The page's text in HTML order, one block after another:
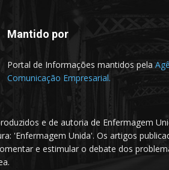
Mantido por
Portal de Informações mantidos pela
Comunicação Empresarial.
e de autoria de Enfermagem
'Enfermagem Unida'. Os artigos
e estimular o debate dos